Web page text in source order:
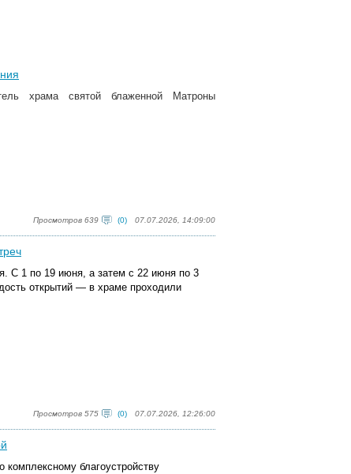
храма святой блаженной Матроны
Просмотров 639 (0) 07.07.2026, 14:09:00
С 1 по 19 июня, а затем с 22 июня по 3
открытий — в храме проходили
Просмотров 575 (0) 07.07.2026, 12:26:00
благоустройству